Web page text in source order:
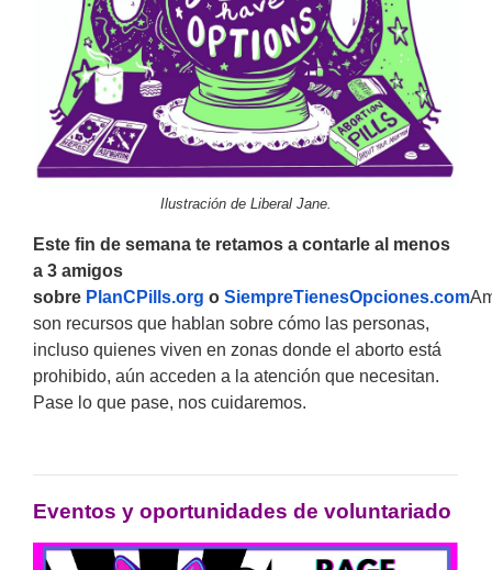
Ilustración de Liberal Jane.
Este fin de semana te retamos a contarle al menos
a 3 amigos
sobre PlanCPills.org o SiempreTienesOpciones.com
son recursos que hablan sobre cómo las personas,
incluso quienes viven en zonas donde el aborto está
prohibido, aún acceden a la atención que necesitan.
Pase lo que pase, nos cuidaremos.
Eventos y oportunidades de voluntariado